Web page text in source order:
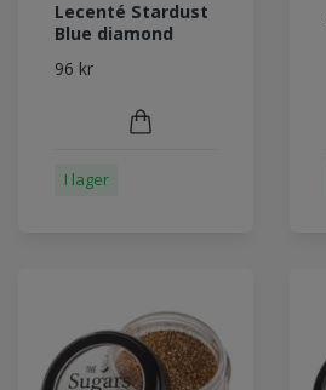
Lecenté Stardust
Blue diamond
96 kr
I lager